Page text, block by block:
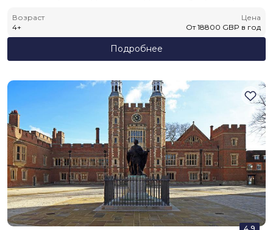
Возраст
4+
Цена
От 18800 GBP в год
Подробнее